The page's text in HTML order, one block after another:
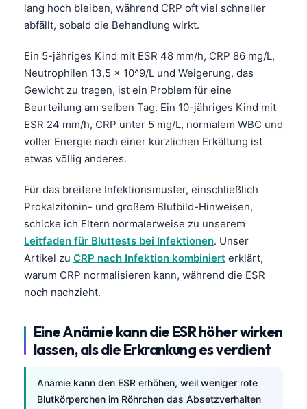
lang hoch bleiben, während CRP oft viel schneller
abfällt, sobald die Behandlung wirkt.
Ein 5-jähriges Kind mit ESR 48 mm/h, CRP 86 mg/L,
Neutrophilen 13,5 x 10^9/L und Weigerung, das
Gewicht zu tragen, ist ein Problem für eine
Beurteilung am selben Tag. Ein 10-jähriges Kind mit
ESR 24 mm/h, CRP unter 5 mg/L, normalem WBC und
voller Energie nach einer kürzlichen Erkältung ist
etwas völlig anderes.
Für das breitere Infektionsmuster, einschließlich
Prokalzitonin- und großem Blutbild-Hinweisen,
schicke ich Eltern normalerweise zu unserem
Leitfaden für Bluttests bei Infektionen. Unser
Artikel zu CRP nach Infektion kombiniert erklärt,
warum CRP normalisieren kann, während die ESR
noch nachzieht.
Eine Anämie kann die ESR höher wirken
lassen, als die Erkrankung es verdient
Anämie kann den ESR erhöhen, weil weniger rote
Blutkörperchen im Röhrchen das Absetzverhalten